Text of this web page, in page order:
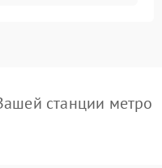
станции метро